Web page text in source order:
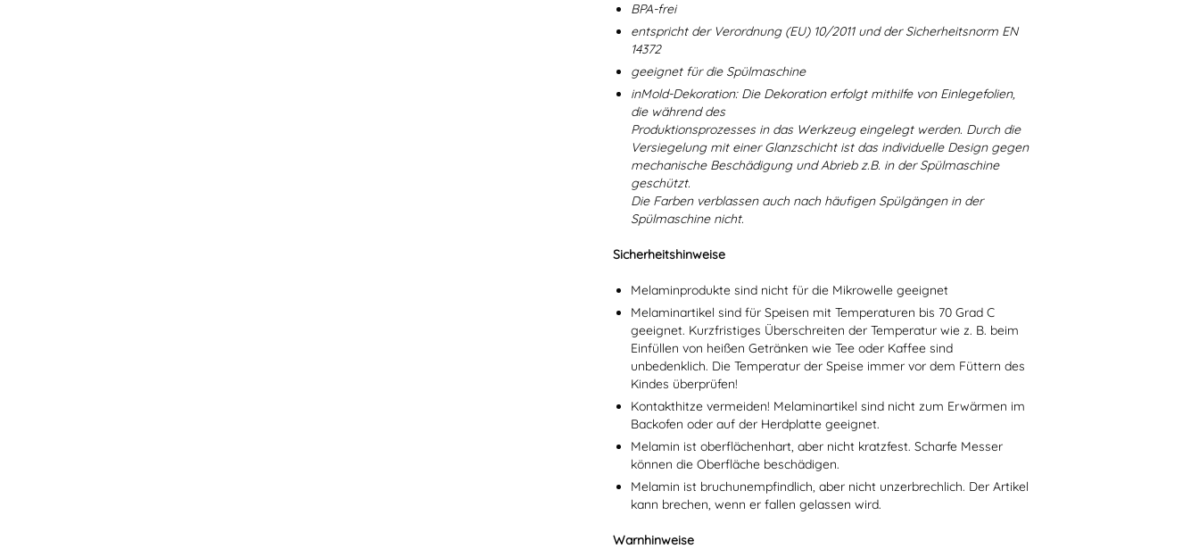
BPA-frei
entspricht der Verordnung (EU) 10/2011 und der Sicherheitsnorm EN
14372
geeignet für die Spülmaschine
inMold-Dekoration: Die Dekoration erfolgt mithilfe von Einlegefolien,
die während des
Produktionsprozesses in das Werkzeug eingelegt werden. Durch die
Versiegelung mit einer Glanzschicht ist das individuelle Design gegen
mechanische Beschädigung und Abrieb z.B. in der Spülmaschine
geschützt.
Die Farben verblassen auch nach häufigen Spülgängen in der
Spülmaschine nicht.
Sicherheitshinweise
Melaminprodukte sind nicht für die Mikrowelle geeignet
Melaminartikel sind für Speisen mit Temperaturen bis 70 Grad C
geeignet. Kurzfristiges Überschreiten der Temperatur wie z. B. beim
Einfüllen von heißen Getränken wie Tee oder Kaffee sind
unbedenklich. Die Temperatur der Speise immer vor dem Füttern des
Kindes überprüfen!
Kontakthitze vermeiden! Melaminartikel sind nicht zum Erwärmen im
Backofen oder auf der Herdplatte geeignet.
Melamin ist oberflächenhart, aber nicht kratzfest. Scharfe Messer
können die Oberfläche beschädigen.
Melamin ist bruchunempfindlich, aber nicht unzerbrechlich. Der Artikel
kann brechen, wenn er fallen gelassen wird.
Warnhinweise